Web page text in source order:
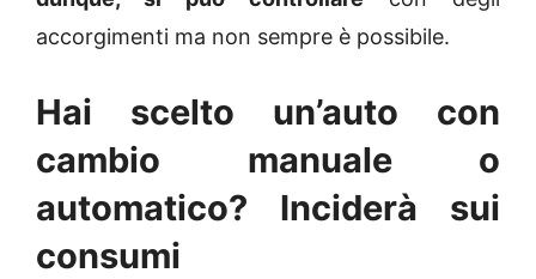
accorgimenti ma non sempre è possibile.
Hai scelto un’auto con
cambio manuale o
automatico? Inciderà sui
consumi